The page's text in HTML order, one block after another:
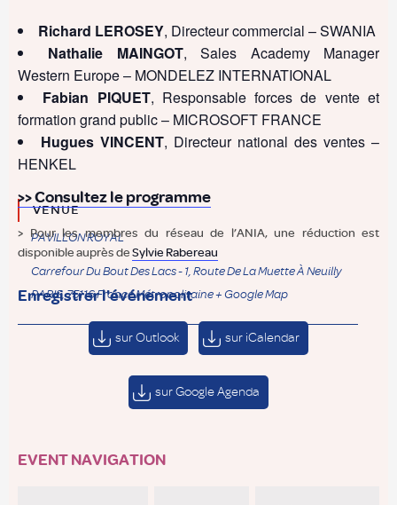
VENUE
PAVILLON ROYAL
Carrefour Du Bout Des Lacs - 1, Route De La Muette À Neuilly
PARIS,75116France Métropolitaine+ Google Map
Richard LEROSEY, Directeur commercial – SWANIA
Nathalie MAINGOT, Sales Academy Manager
Western Europe – MONDELEZ INTERNATIONAL
Fabian PIQUET, Responsable forces de vente et
formation grand public – MICROSOFT FRANCE
Hugues VINCENT, Directeur national des ventes –
HENKEL
>> Consultez le programme
> Pour les membres du réseau de l’ANIA, une réduction est
disponible auprès deSylvie Rabereau
Enregistrer l'événement
sur Outlook sur iCalendar
sur Google Agenda
EVENT NAVIGATION